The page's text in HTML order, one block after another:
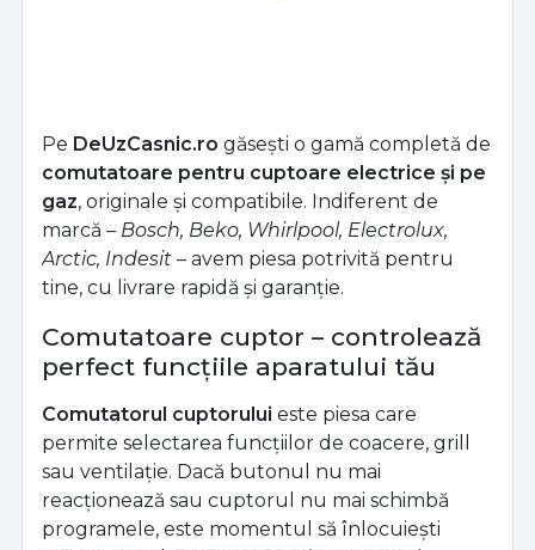
Pe DeUzCasnic.ro găsești o gamă completă de
comutatoare pentru cuptoare electrice și pe
gaz, originale și compatibile. Indiferent de
marcă – Bosch, Beko, Whirlpool, Electrolux,
Arctic, Indesit – avem piesa potrivită pentru
tine, cu livrare rapidă și garanție.
Comutatoare cuptor – controlează
perfect funcțiile aparatului tău
Comutatorul cuptorului este piesa care
permite selectarea funcțiilor de coacere, grill
sau ventilație. Dacă butonul nu mai
reacționează sau cuptorul nu mai schimbă
programele, este momentul să înlocuiești